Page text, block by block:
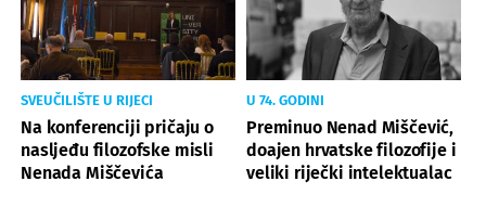
SVEUČILIŠTE U RIJECI
Na konferenciji pričaju o
nasljeđu filozofske misli
Nenada Miščevića
U 74. GODINI
Preminuo Nenad Miščević,
doajen hrvatske filozofije i
veliki riječki intelektualac